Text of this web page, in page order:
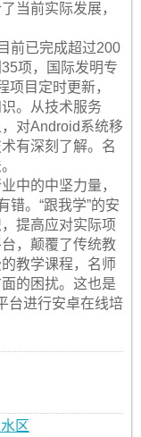
当前实际发展，
前已完成超过200
项，国际发明专
目定时更新，
。从技术服务
对Android系统移
有深刻了解。名
中的中坚力量，
错。“跟我学”的安
提高应对实际项
，颠覆了传统教
教学课程，名师
的困扰。这也是
台进行安卓在线培
区